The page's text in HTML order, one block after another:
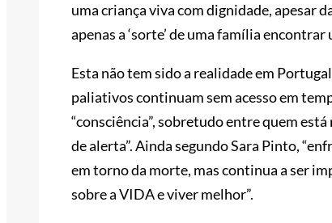
uma criança viva com dignidade, apesar
apenas a ‘sorte’ de uma família
Esta não tem sido a realidade em
paliativos continuam sem acesso em
“consciência”, sobretudo entre quem
de alerta”. Ainda segundo Sara Pinto,
em torno da morte, mas continua a ser
sobre a VIDA e viver melhor”.